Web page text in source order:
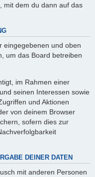
mit dem du dann auf das
eingegebenen und oben
um das Board betreiben
im Rahmen einer
seinen Interessen sowie
und Aktionen
von deinem Browser
sofern dies zur
DEINER DATEN
mit anderen Personen